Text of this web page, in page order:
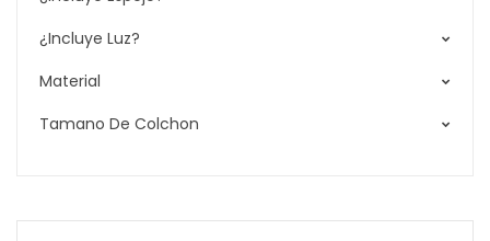
¿Incluye Luz?
Material
Tamano De Colchon